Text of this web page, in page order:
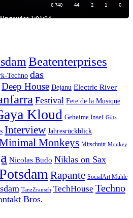
Beatenterprises
Techno das
Deep House Dejanu Electric River
Festival Fete de la Musique
Kloud Geheime Insel Götz
Interview Jahresrückblick
Monkeys Mitschnitt Monkey
Nicolas Budo Niklas on Sax
Rapante SocialArt Mühle
TanzZrausch TechHouse Techno
Bros.